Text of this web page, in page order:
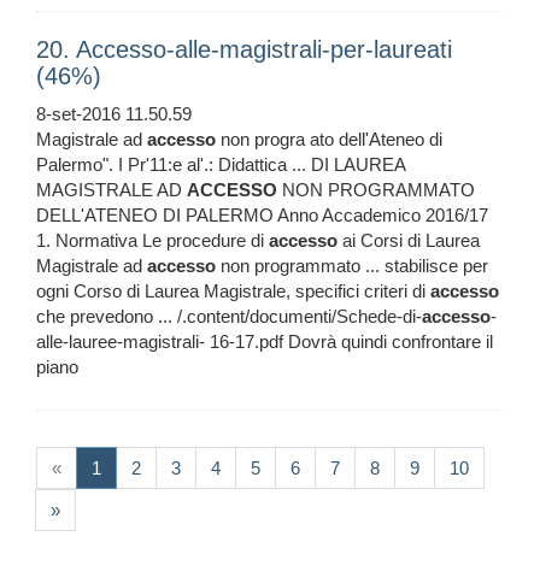
20. Accesso-alle-magistrali-per-laureati
(46%)
8-set-2016 11.50.59
Magistrale ad accesso non progra ato dell'Ateneo di
Palermo". I Pr'11:e al'.: Didattica ... DI LAUREA
MAGISTRALE AD ACCESSO NON PROGRAMMATO
DELL'ATENEO DI PALERMO Anno Accademico 2016/17
1. Normativa Le procedure di accesso ai Corsi di Laurea
Magistrale ad accesso non programmato ... stabilisce per
ogni Corso di Laurea Magistrale, specifici criteri di accesso
che prevedono ... /.content/documenti/Schede-di-accesso-
alle-lauree-magistrali- 16-17.pdf Dovrà quindi confrontare il
piano
« 1 (current)
2 3 4 5 6 7 8 9 10
»